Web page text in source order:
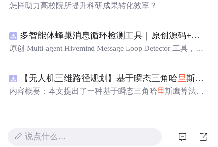
怎样助力高校院所提升科研成果转化效率？
多智能体蜂巢消息循环检测工具｜原创源码+测试+离线报告
原创 Multi-agent Hivemind Message Loop Detector 工具，建
试、可复现合成示例、离线 HTML/JSON/SVG 报告、1080
×720真实运行效果图、README、运行说明、功能清
【无人机三维路径规划】基于瞬态三角哈里斯鹰算法TTHHO实现多无人机协同集群避障路径规划（目标函数：最低成本：路径、高度、威胁、转角）（Matlab代码实现）
内容概要：本文提出了一种基于瞬态三角哈里斯鹰算法
及转弯角度等多个因素，构建精细化的代价评估模型，从
而提升路径的安全性与经济性。研究采用Matlab平台完成
说点什么…